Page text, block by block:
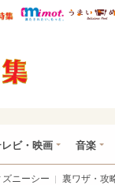
ウレぴあ総研 デ
mimot.
レビ・映画 音楽
ニーシー 裏ワザ・攻